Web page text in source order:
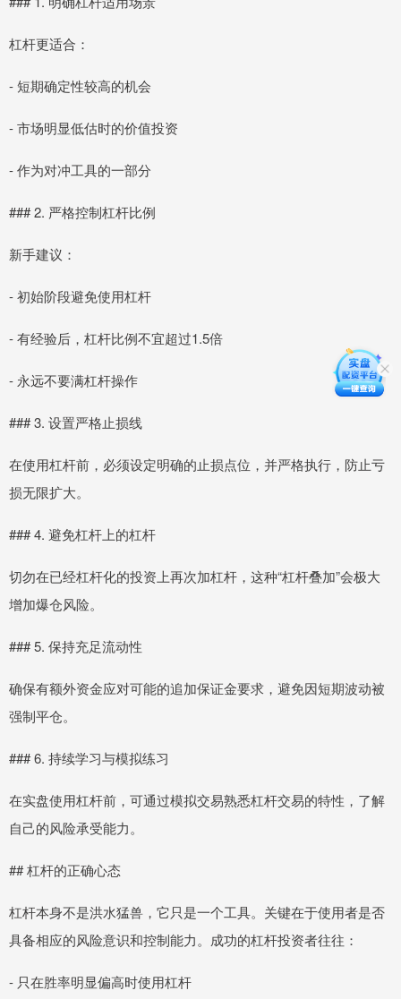
杠杆更适合：
- 短期确定性较高的机会
- 市场明显低估时的价值投资
- 作为对冲工具的一部分
### 2. 严格控制杠杆比例
新手建议：
- 初始阶段避免使用杠杆
- 有经验后，杠杆比例不宜超过1.5倍
- 永远不要满杠杆操作
### 3. 设置严格止损线
在使用杠杆前，必须设定明确的止损点位，并严格执行，防止亏
损无限扩大。
### 4. 避免杠杆上的杠杆
切勿在已经杠杆化的投资上再次加杠杆，这种“杠杆叠加”会极大
增加爆仓风险。
### 5. 保持充足流动性
确保有额外资金应对可能的追加保证金要求，避免因短期波动被
强制平仓。
### 6. 持续学习与模拟练习
在实盘使用杠杆前，可通过模拟交易熟悉杠杆交易的特性，了解
自己的风险承受能力。
## 杠杆的正确心态
杠杆本身不是洪水猛兽，它只是一个工具。关键在于使用者是否
具备相应的风险意识和控制能力。成功的杠杆投资者往往：
- 只在胜率明显偏高时使用杠杆